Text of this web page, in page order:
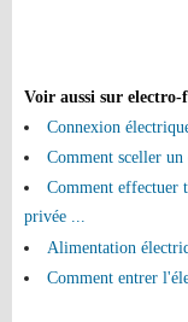
Voir aussi sur
Connexion
Comment sceller
Comment effectuer
privée ...
Alimentation
Comment entrer